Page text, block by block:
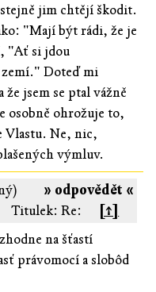
jim chtějí škodit.
"Mají být rádi, že je
"Ať si jdou
zemí." Doteď mi
jsem se ptal vážně
osobně ohrožuje to,
Vlastu. Ne, nic,
výmluv.
» odpovědět «
Titulek: Re:
[↑]
na šťastí
právomocí a slobôd